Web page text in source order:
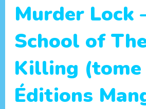
Murder
School of
Killing
Éditions